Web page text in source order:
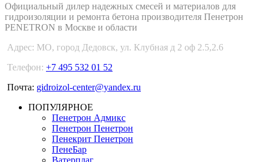
Официальный дилер надежных смесей и материалов для
гидроизоляции и ремонта бетона производителя Пенетрон
PENETRON в Москве и области
Адрес: МО, город Дедовск, ул. Клубная д 2 оф 2.5,2.6
Телефон: +7 495 532 01 52
Почта: gidroizol-center@yandex.ru
ПОПУЛЯРНОЕ
Пенетрон Адмикс
Пенетрон Пенетрон
Пенекрит Пенетрон
ПенеБар
Ватерплаг